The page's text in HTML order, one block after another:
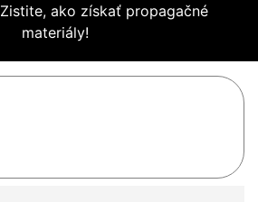
Zistite, ako získať propagačné
materiály!